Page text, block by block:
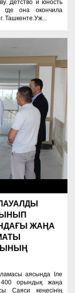
Детство и юность
где она окончила
Ташкенте.Уж...
ЖАҢА
аясында Іле
400 орындық жаңа
Саяси кеңесінің